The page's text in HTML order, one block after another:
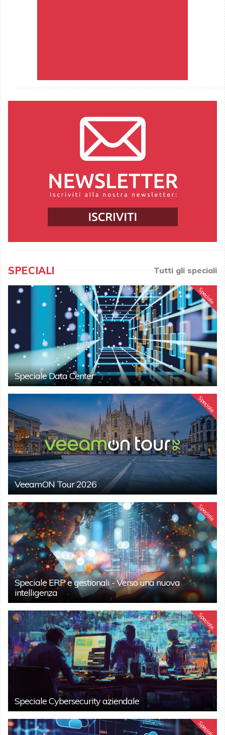
SPECIALI Tutti gli speciali
Speciale
Speciale Data Center
Speciale
VeeamON Tour 2026
Speciale
Speciale ERP e gestionali - Verso una nuova
intelligenza
Speciale
Speciale Cybersecurity aziendale
Speciale